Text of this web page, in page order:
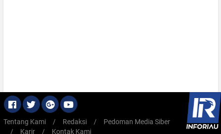
Tentang Kami / Redaksi /
Pedoman Media Siber
/
Karir / Kontak Kami